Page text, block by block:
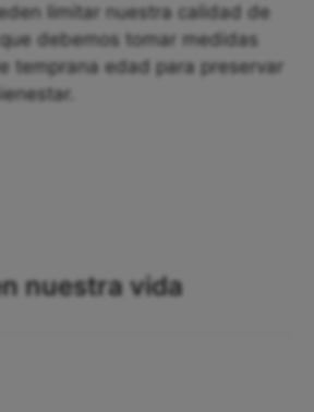
limitar nuestra calidad de
debemos tomar medidas
temprana edad para preservar
nuestra vida